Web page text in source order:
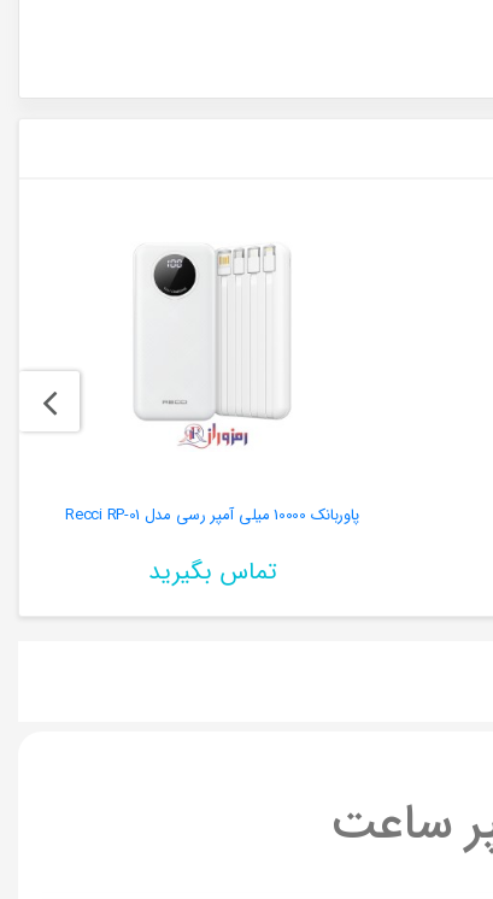
پاوربانک 10000 میلی آمپر رسی مدل Recci RP-01
تماس بگیرید